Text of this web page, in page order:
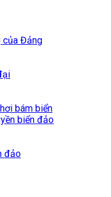
của Đảng
bám biển
biển đảo
đảo